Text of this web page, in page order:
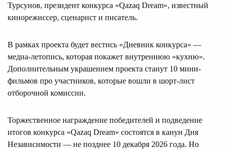
Турсунов, президент конкурса «Qazaq Dream», известный
кинорежиссер, сценарист и писатель.
В рамках проекта будет вестись «Дневник конкурса» —
медиа-летопись, которая покажет внутреннюю «кухню».
Дополнительным украшением проекта станут 10 мини-
фильмов про участников, которые вошли в шорт-лист
отборочной комиссии.
Торжественное награждение победителей и подведение
итогов конкурса «Qazaq Dream» состоятся в канун Дня
Независимости — не позднее 10 декабря 2026 года. Но